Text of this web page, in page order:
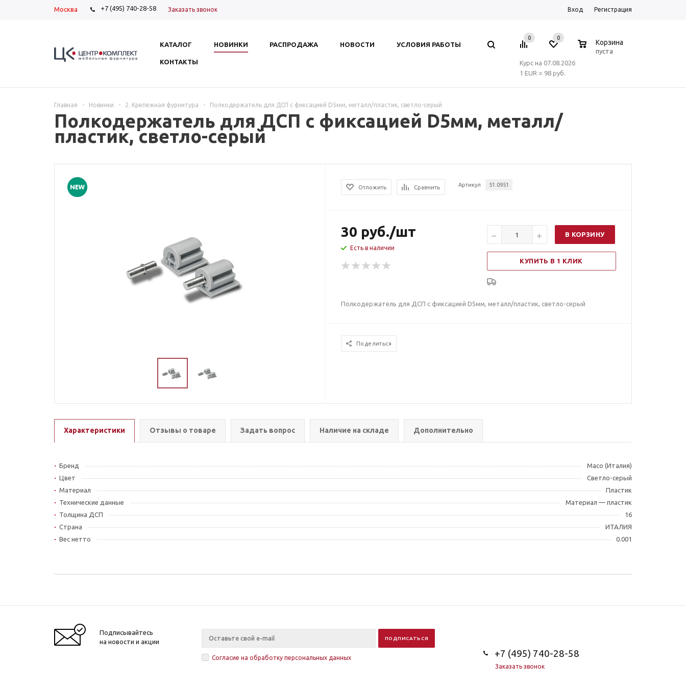
Москва +7 (495) 740-28-58 Заказать звонок Вход Регистрация
КАТАЛОГ НОВИНКИ РАСПРОДАЖА НОВОСТИ УСЛОВИЯ РАБОТЫ
КОНТАКТЫ
0 0
Корзина
пуста
Курс на 07.08.2026
1 EUR = 98 руб.
Главная - Новинки - 2. Крепежная фурнитура - Полкодержатель для ДСП с фиксацией D5мм, металл/пластик, светло-серый
Полкодержатель для ДСП с фиксацией D5мм, металл/
пластик, светло-серый
Отложить Сравнить Артикул 51.0951
30 руб./шт
Есть в наличии
В КОРЗИНУ
КУПИТЬ В 1 КЛИК
Полкодержатель для ДСП с фиксацией D5мм, металл/пластик, светло-серый
Поделиться
Характеристики Отзывы о товаре Задать вопрос Наличие на складе Дополнительно
Бренд
Maco (Италия)
Цвет
Светло-серый
Материал
Пластик
Технические данные
Материал — пластик
Толщина ДСП
16
Страна
ИТАЛИЯ
Вес нетто
0.001
Подписывайтесь
на новости и акции
Согласие на обработку персональных данных +7 (495) 740-28-58
Заказать звонок